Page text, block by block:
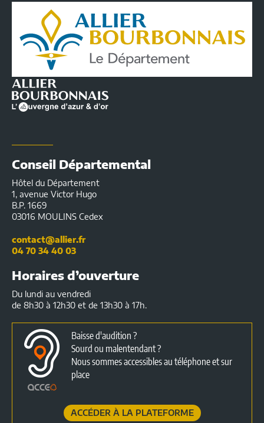
Conseil
Départemental
de
l'Allier
Infos
Conseil Départemental
Hôtel du Département
1, avenue Victor Hugo
B.P. 1669
03016 MOULINS Cedex
contact@allier.fr
04 70 34 40 03
Horaires d’ouverture
Du lundi au vendredi
de 8h30 à 12h30 et de 13h30 à 17h.
Baisse d'audition ?
Sourd ou malentendant ?
Nous sommes accessibles au téléphone et sur
place
ACCÉDER À LA PLATEFORME